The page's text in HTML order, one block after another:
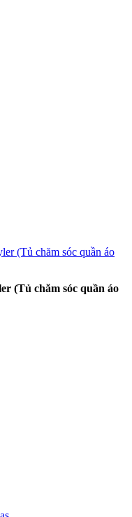
(Tủ chăm sóc quần áo